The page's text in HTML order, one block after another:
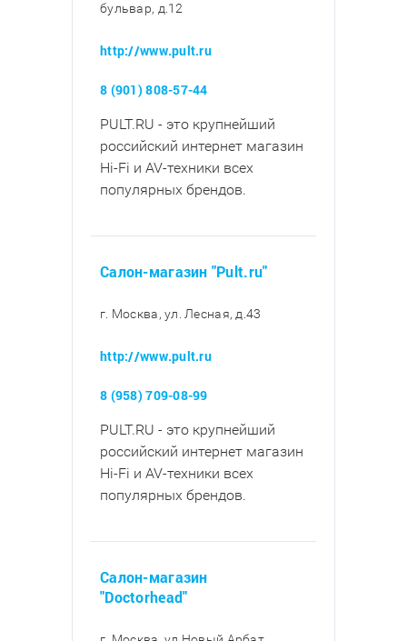
бульвар, д.12
http://www.pult.ru
8 (901) 808-57-44
PULT.RU - это крупнейший
российский интернет магазин
Hi-Fi и AV-техники всех
популярных брендов.
Салон-магазин "Pult.ru"
г. Москва, ул. Лесная, д.43
http://www.pult.ru
8 (958) 709-08-99
PULT.RU - это крупнейший
российский интернет магазин
Hi-Fi и AV-техники всех
популярных брендов.
Салон-магазин
"Doctorhead"